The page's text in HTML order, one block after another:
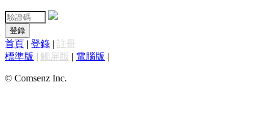
登錄
首頁 | 登錄 | 註冊
標準版 | 觸屏版 | 電腦版 |
© Comsenz Inc.